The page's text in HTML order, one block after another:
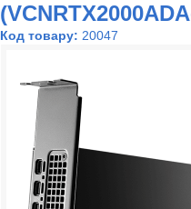
Код товару: 20047